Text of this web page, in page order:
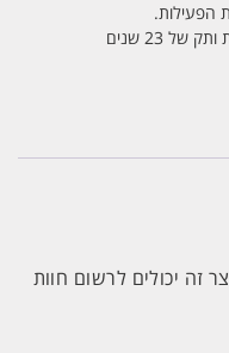
הפעילות.
23 שנים
יכולים לרשום חוות